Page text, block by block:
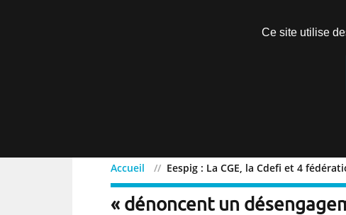
Accueil Eespig : La CGE, la Cdefi et 4
Eespig : La CGE, la Cdefi et
« dénoncent un
Ce site utilise